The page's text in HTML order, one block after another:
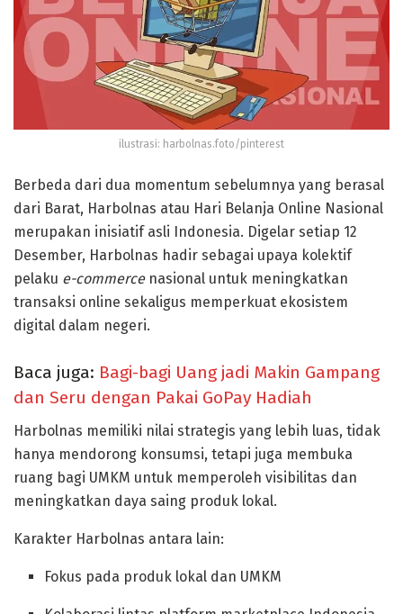
ilustrasi: harbolnas.foto/pinterest
Berbeda dari dua momentum sebelumnya yang berasal
dari Barat, Harbolnas atau Hari Belanja Online Nasional
merupakan inisiatif asli Indonesia. Digelar setiap 12
Desember, Harbolnas hadir sebagai upaya kolektif
pelaku e-commercenasional untuk meningkatkan
transaksi online sekaligus memperkuat ekosistem
digital dalam negeri.
Baca juga: Bagi-bagi Uang jadi Makin Gampang
dan Seru dengan Pakai GoPay Hadiah
Harbolnas memiliki nilai strategis yang lebih luas, tidak
hanya mendorong konsumsi, tetapi juga membuka
ruang bagi UMKM untuk memperoleh visibilitas dan
meningkatkan daya saing produk lokal.
Karakter Harbolnas antara lain:
Fokus pada produk lokal dan UMKM